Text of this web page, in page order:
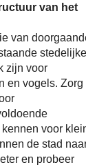
van het
van
stedelijke
zijn voor
en vogels. Zorg
voor
de stad
en probeer